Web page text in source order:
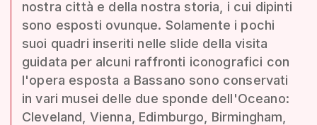
nostra città e della nostra storia, i cui dipinti
sono esposti ovunque. Solamente i pochi
suoi quadri inseriti nelle slide della visita
guidata per alcuni raffronti iconografici con
l'opera esposta a Bassano sono conservati
in vari musei delle due sponde dell'Oceano:
Cleveland, Vienna, Edimburgo, Birmingham,